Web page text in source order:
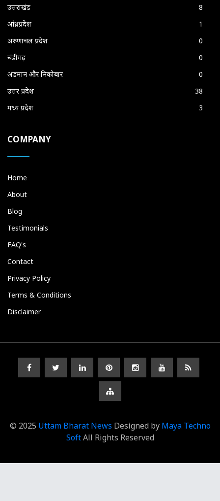
उत्तराखंड
8
आंध्रप्रदेश
1
अरुणाचल प्रदेश
0
चंडीगढ़
0
अंडमान और निकोबार
0
उत्तर प्रदेश
38
मध्य प्रदेश
3
COMPANY
Home
About
Blog
Testimonials
FAQ's
Contact
Privacy Policy
Terms & Conditions
Disclaimer
© 2025 Uttam Bharat News Designed by Maya Techno
SoftAll Rights Reserved